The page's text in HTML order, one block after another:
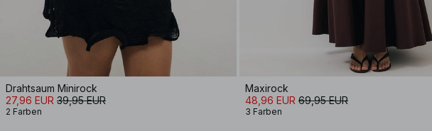
Drahtsaum Minirock
27,96 EUR 39,95 EUR
2 Farben
Maxirock
48,96 EUR 69,95 EUR
3 Farben